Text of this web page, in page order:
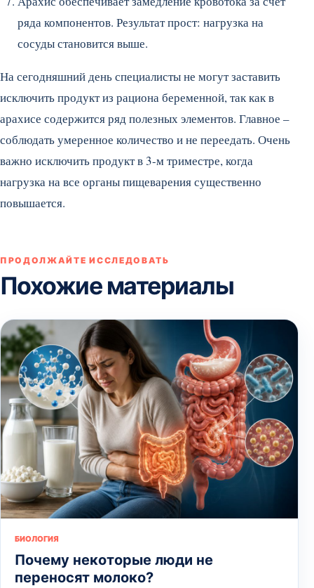
ряда компонентов. Результат прост: нагрузка на
сосуды становится выше.
На сегодняшний день специалисты не могут заставить
исключить продукт из рациона беременной, так как в
арахисе содержится ряд полезных элементов. Главное –
соблюдать умеренное количество и не переедать. Очень
важно исключить продукт в 3-м триместре, когда
нагрузка на все органы пищеварения существенно
повышается.
ПРОДОЛЖАЙТЕ ИССЛЕДОВАТЬ
Похожие материалы
БИОЛОГИЯ
Почему некоторые люди не
переносят молоко?